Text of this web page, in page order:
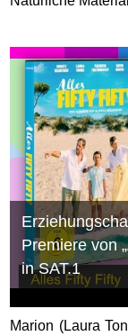
Premiere von
in SAT.1
Marion (Laura